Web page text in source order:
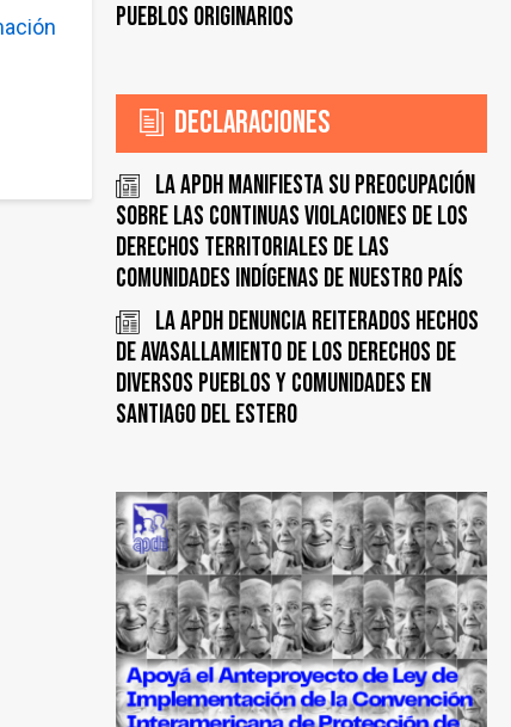
Pueblos Originarios
Declaraciones
La APDH manifiesta su preocupación
sobre las continuas violaciones de los
derechos territoriales de las
comunidades indígenas de nuestro país
La APDH denuncia reiterados hechos
de avasallamiento de los derechos de
diversos pueblos y comunidades en
Santiago del Estero